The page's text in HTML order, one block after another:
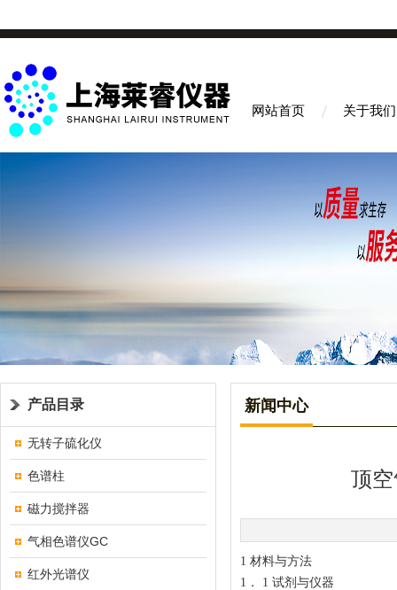
网站首页 关于我们
产品目录
无转子硫化仪
色谱柱
磁力搅拌器
气相色谱仪GC
红外光谱仪
新闻中心
顶
1 材料与方法
1 ． 1 试剂与仪器